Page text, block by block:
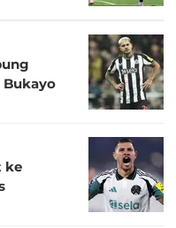
Bukayo
ke